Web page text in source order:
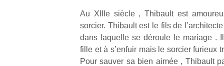
Au XIIIe siècle , Thibault est
sorcier. Thibault est le fils de
dans laquelle se déroule le mariage .
fille et à s’enfuir mais le sorcier furieux
Pour sauver sa bien aimée , Thibault